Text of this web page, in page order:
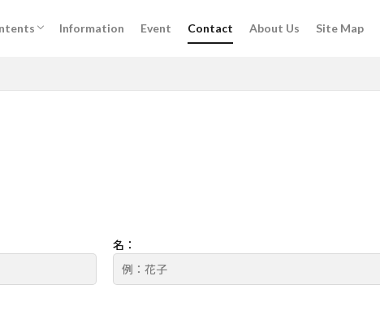
Information Event Contact About Us Site Map
名：